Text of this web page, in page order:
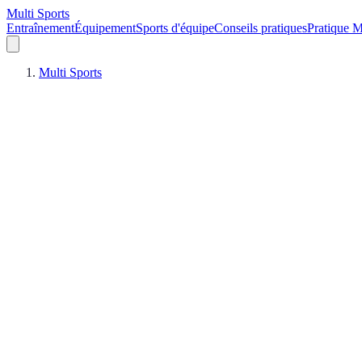
Multi Sports
EntraînementÉquipementSports d'équipeConseils pratiquesPratique
Multi Sports